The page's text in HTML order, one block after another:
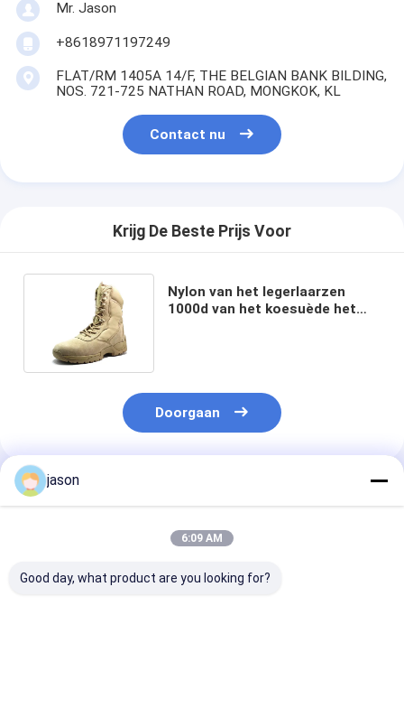
Mr. Jason
+8618971197249
FLAT/RM 1405A 14/F, THE BELGIAN BANK BILDING,
NOS. 721-725 NATHAN ROAD, MONGKOK, KL
Contact nu
Krijg De Beste Prijs Voor
Nylon van het legerlaarzen
1000d van het koesuède het
Doorgaan
Geadviseerde Producten
jason
6:09 AM
Good day, what product are you looking for?